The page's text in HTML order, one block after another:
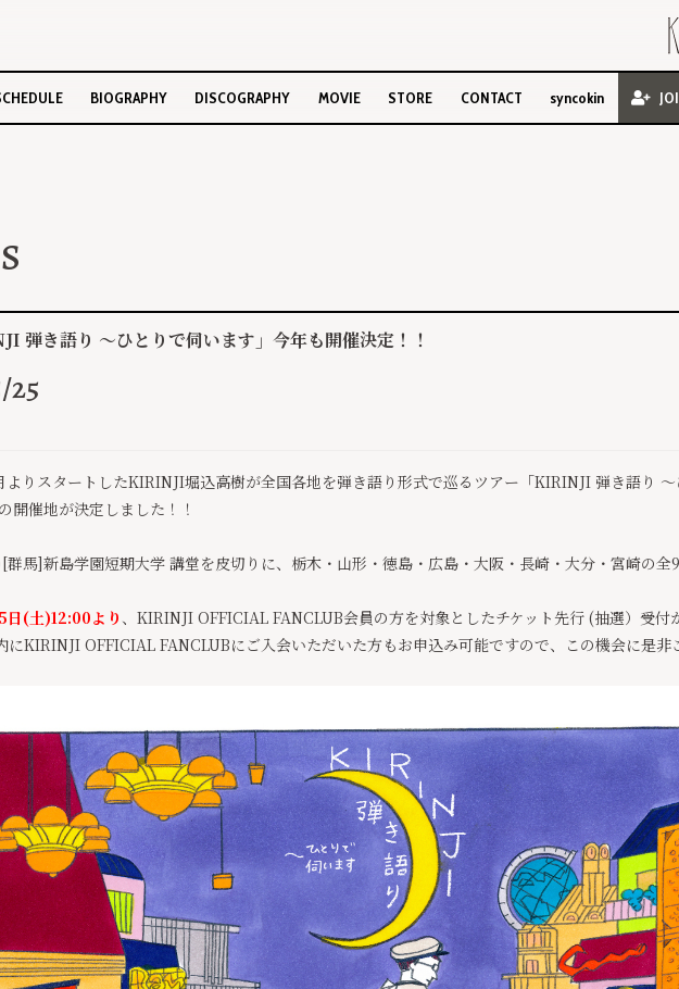
BIOGRAPHY DISCOGRAPHY MOVIE STORE CONTACT syncokin
弾き語り ～ひとりで伺います」今年も開催決定！！
25
よりスタートしたKIRINJI堀込高樹が全国各地を弾き語り形式で巡るツアー「KIRINJI 弾き語り ～
開催地が決定しました！！
群馬]新島学園短期大学 講堂を皮切りに、栃木・山形・徳島・広島・大阪・長崎・大分・宮崎の全
日(土)12:00より、KIRINJI OFFICIAL FANCLUB会員の方を対象としたチケット先行 (抽選）受付
にKIRINJI OFFICIAL FANCLUBにご入会いただいた方もお申込み可能ですので、この機会に是非